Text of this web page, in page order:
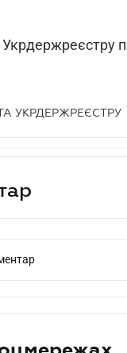
УКРДЕРЖРЕЄСТРУ